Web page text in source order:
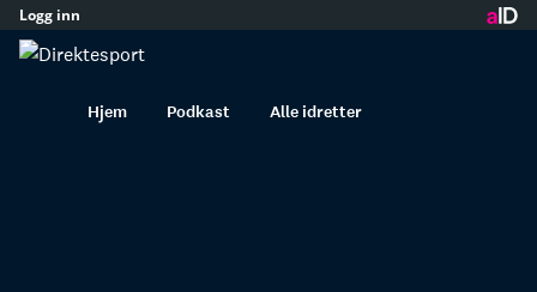
innhold
Logg inn
Hjem Podkast Alle idretter